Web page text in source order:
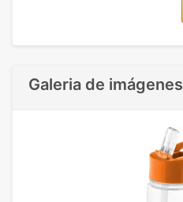
Galeria de imágenes